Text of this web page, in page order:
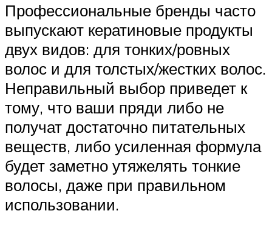
Профессиональные бренды часто
выпускают кератиновые продукты
двух видов: для тонких/ровных
волос и для толстых/жестких волос.
Неправильный выбор приведет к
тому, что ваши пряди либо не
получат достаточно питательных
веществ, либо усиленная формула
будет заметно утяжелять тонкие
волосы, даже при правильном
использовании.